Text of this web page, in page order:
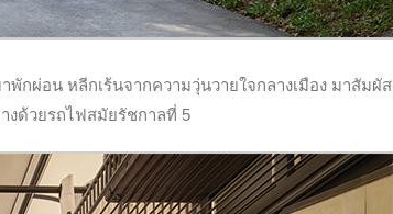
กผ่อน หลีกเร้นจากความวุ่นวายใจกลางเมือง มาสัมผัส
งด้วยรถไฟสมัยรัชกาลที่ 5